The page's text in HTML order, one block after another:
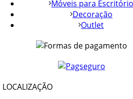
Móveis para Escritório
Decoração
Outlet
LOCALIZAÇÃO